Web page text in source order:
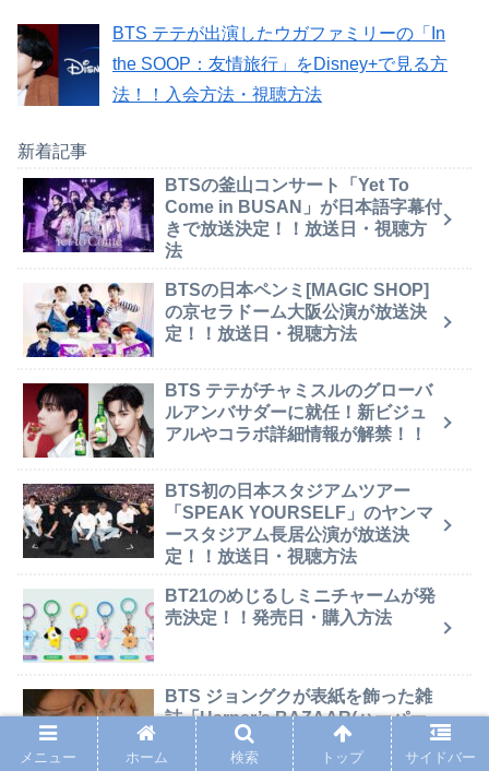
BTS テテが出演したウガファミリーの「In
the SOOP：友情旅行」をDisney+で見る方
法！！入会方法・視聴方法
新着記事
BTSの釜山コンサート「Yet To
Come in BUSAN」が日本語字幕付
きで放送決定！！放送日・視聴方
法
BTSの日本ペンミ[MAGIC SHOP]
の京セラドーム大阪公演が放送決
定！！放送日・視聴方法
BTS テテがチャミスルのグローバ
ルアンバサダーに就任！新ビジュ
アルやコラボ詳細情報が解禁！！
BTS初の日本スタジアムツアー
「SPEAK YOURSELF」のヤンマ
ースタジアム長居公演が放送決
定！！放送日・視聴方法
BT21のめじるしミニチャームが発
売決定！！発売日・購入方法
BTS ジョングクが表紙を飾った雑
誌「Harper’s BAZAAR(ハーパー
ズ バザー)」9月号特別版が発売決
定！！発売日・購入方法
メニュー ホーム 検索 トップ サイドバー